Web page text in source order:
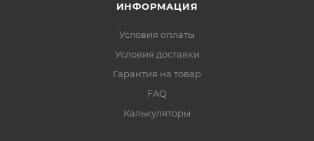
ИНФОРМАЦИЯ
Условия оплаты
Условия доставки
Гарантия на товар
FAQ
Калькуляторы